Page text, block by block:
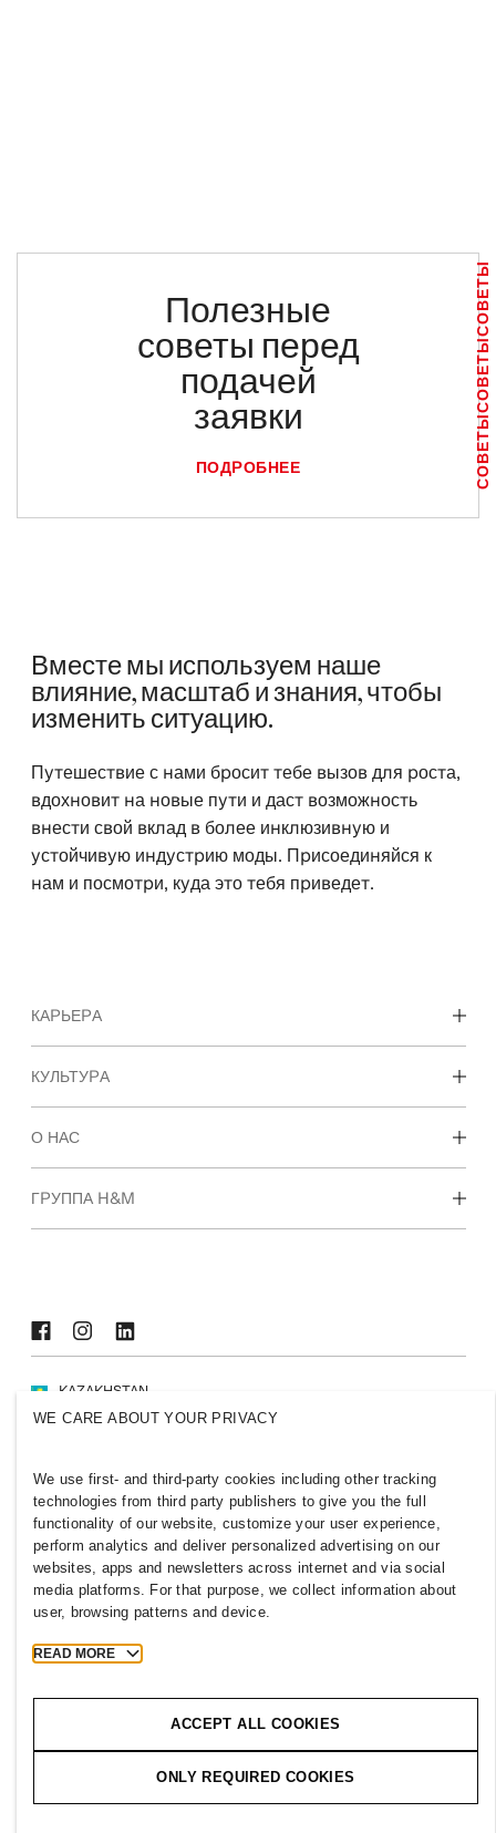
Полезные
советы перед
подачей
заявки
ПОДРОБНЕЕ СОВЕТЫ
СОВЕТЫ
СОВЕТЫ
Вместе мы используем наше
влияние, масштаб и знания, чтобы
изменить ситуацию.
Путешествие с нами бросит тебе вызов для роста,
вдохновит на новые пути и даст возможность
внести свой вклад в более инклюзивную и
устойчивую индустрию моды. Присоединяйся к
нам и посмотри, куда это тебя приведет.
КАРЬЕРА
Карьерные возможности
КУЛЬТУРА
Наша культура и преимущества
О НАС
Кто мы
ГРУППА H&M
KAZAKHSTAN
H&M.com
2026 H & M Hennes and Mauritz AB.
The
WE CARE ABOUT YOUR PRIVACY
We use first- and third-party cookies including other tracking
technologies from third party publishers to give you the full
functionality of our website, customize your user experience,
perform analytics and deliver personalized advertising on our
websites, apps and newsletters across internet and via social
media platforms. For that purpose, we collect information about
user, browsing patterns and device.
READ MORE
ACCEPT ALL COOKIES
ONLY REQUIRED COOKIES